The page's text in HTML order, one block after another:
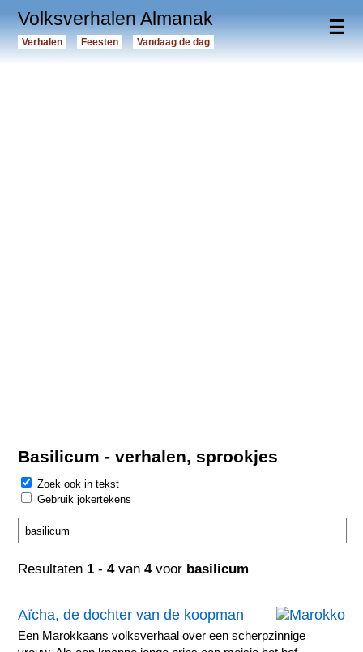
☰
Volksverhalen Almanak
Verhalen Feesten Vandaag de dag
Basilicum - verhalen, sprookjes
Zoek ook in tekst
Gebruik jokertekens
Resultaten 1 -4van4voor basilicum
Aïcha, de dochter van de koopman
Een Marokkaans volksverhaal over een scherpzinnige